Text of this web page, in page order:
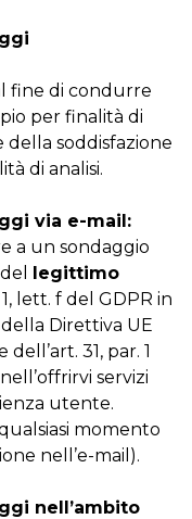
fine di condurre
per finalità di
della soddisfazione
di analisi.
via e-mail:
a un sondaggio
legittimo
lett. f del GDPR in
Direttiva UE
31, par. 1
servizi
utente.
momento
nell’e-mail).
nell’ambito